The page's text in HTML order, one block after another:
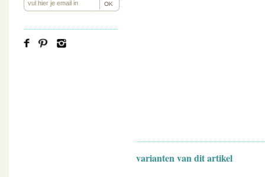
varianten van dit artikel